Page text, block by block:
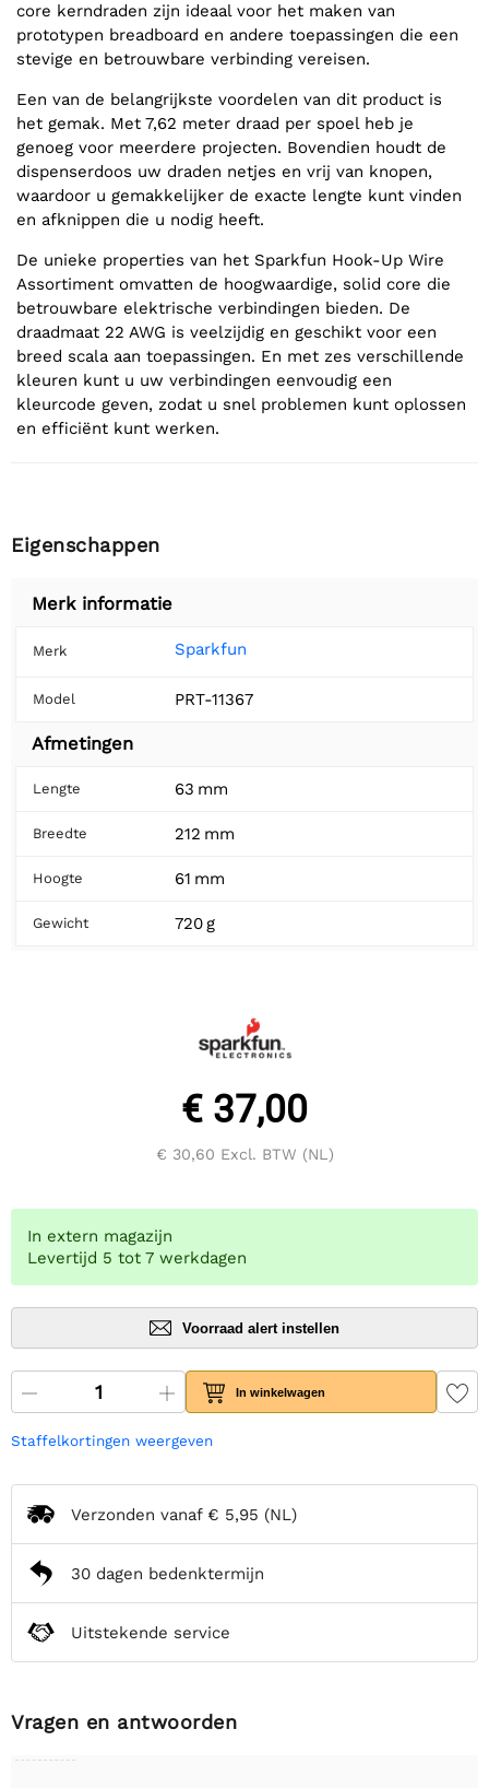
core kerndraden zijn ideaal voor het maken van
prototypen breadboard en andere toepassingen die een
stevige en betrouwbare verbinding vereisen.
Een van de belangrijkste voordelen van dit product is
het gemak. Met 7,62 meter draad per spoel heb je
genoeg voor meerdere projecten. Bovendien houdt de
dispenserdoos uw draden netjes en vrij van knopen,
waardoor u gemakkelijker de exacte lengte kunt vinden
en afknippen die u nodig heeft.
De unieke properties van het Sparkfun Hook-Up Wire
Assortiment omvatten de hoogwaardige, solid core die
betrouwbare elektrische verbindingen bieden. De
draadmaat 22 AWG is veelzijdig en geschikt voor een
breed scala aan toepassingen. En met zes verschillende
kleuren kunt u uw verbindingen eenvoudig een
kleurcode geven, zodat u snel problemen kunt oplossen
en efficiënt kunt werken.
Eigenschappen
Merk informatie
Merk Sparkfun
Model PRT-11367
Afmetingen
Lengte 63 mm
Breedte 212 mm
Hoogte 61 mm
Gewicht 720 g
€ 37,00
€ 30,60 Excl. BTW (NL)
In extern magazijn
Levertijd 5 tot 7 werkdagen
Voorraad alert instellen
In winkelwagen
Staffelkortingen weergeven
Verzonden vanaf € 5,95 (NL)
30 dagen bedenktermijn
Uitstekende service
Vragen en antwoorden